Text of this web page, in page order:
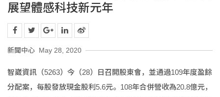
展望體感科技新元年
新聞中心 May 28, 2020
智崴資訊（5263）今（28）日召開股東會，並通過109年度盈餘
分配案，每股發放現金股利5.6元。108年合併營收為20.8億元，